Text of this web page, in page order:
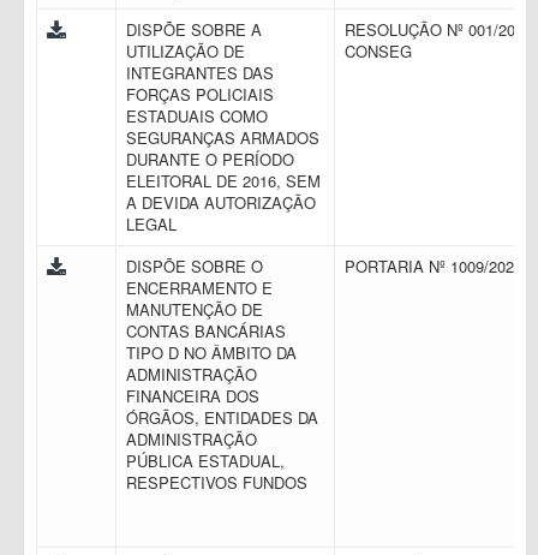
DISPÕE SOBRE A
UTILIZAÇÃO DE
INTEGRANTES DAS
FORÇAS POLICIAIS
ESTADUAIS COMO
SEGURANÇAS ARMADOS
DURANTE O PERÍODO
ELEITORAL DE 2016, SEM
A DEVIDA AUTORIZAÇÃO
LEGAL
RESOLUÇÃO Nº 001/2016
CONSEG
DISPÕE SOBRE O
ENCERRAMENTO E
MANUTENÇÃO DE
CONTAS BANCÁRIAS
TIPO D NO ÂMBITO DA
ADMINISTRAÇÃO
FINANCEIRA DOS
ÓRGÃOS, ENTIDADES DA
ADMINISTRAÇÃO
PÚBLICA ESTADUAL,
RESPECTIVOS FUNDOS
PORTARIA Nº 1009/2021